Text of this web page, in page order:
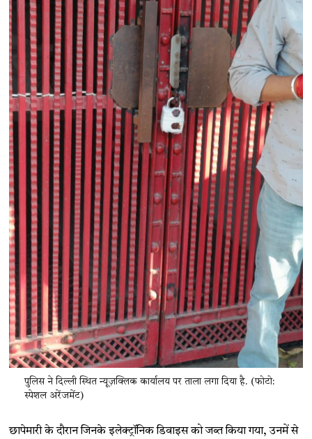
पुलिस ने दिल्ली स्थित न्यूज़क्लिक कार्यालय पर ताला लगा दिया है. (फोटो:
स्पेशल अरेंजमेंट)
छापेमारी के दौरान जिनके इलेक्ट्रॉनिक डिवाइस को जब्त किया गया, उनमें से